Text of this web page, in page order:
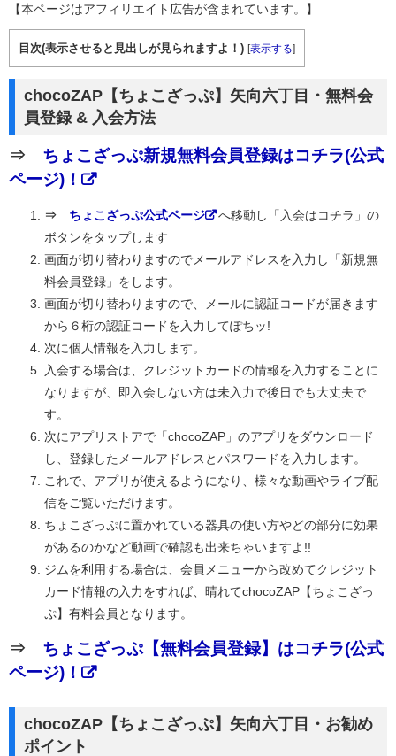
【本ページはアフィリエイト広告が含まれています。】
目次(表示させると見出しが見られますよ！) [表示する]
chocoZAP【ちょこざっぷ】矢向六丁目・無料会
員登録 & 入会方法
⇒ ちょこざっぷ新規無料会員登録はコチラ(公式
ページ)！
⇒ ちょこざっぷ公式ページ
へ移動し「入会はコチラ」の
ボタンをタップします
画面が切り替わりますのでメールアドレスを入力し「新規無
料会員登録」をします。
画面が切り替わりますので、メールに認証コードが届きます
から６桁の認証コードを入力してぽちッ!
次に個人情報を入力します。
入会する場合は、クレジットカードの情報を入力することに
なりますが、即入会しない方は未入力で後日でも大丈夫で
す。
次にアプリストアで「chocoZAP」のアプリをダウンロード
し、登録したメールアドレスとパスワードを入力します。
これで、アプリが使えるようになり、様々な動画やライブ配
信をご覧いただけます。
ちょこざっぷに置かれている器具の使い方やどの部分に効果
があるのかなど動画で確認も出来ちゃいますよ!!
ジムを利用する場合は、会員メニューから改めてクレジット
カード情報の入力をすれば、晴れてchocoZAP【ちょこざっ
ぷ】有料会員となります。
⇒ ちょこざっぷ【無料会員登録】はコチラ(公式
ページ)！
chocoZAP【ちょこざっぷ】矢向六丁目・お勧め
ポイント